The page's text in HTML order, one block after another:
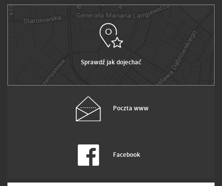
Sprawdź jak dojechać
Poczta www
Facebook